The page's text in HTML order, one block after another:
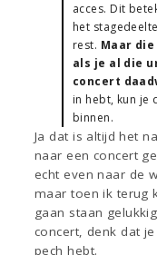
acces. Dit
het
rest. Maar
als je al die
concert
in hebt, kun je
binnen.
Ja dat is altijd het
naar een concert
echt even naar de
maar toen ik terug
gaan staan
concert, denk dat
pech hebt.